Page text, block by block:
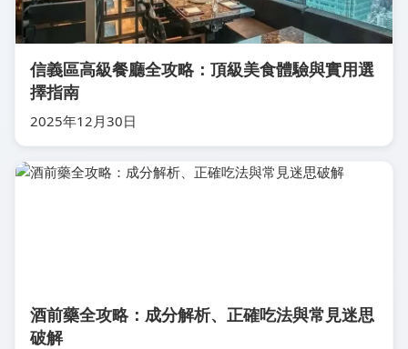
信義區高級餐廳全攻略：頂級美食體驗與實用選
擇指南
2025年12月30日
酒前藥全攻略：成分解析、正確吃法與常見迷思
破解